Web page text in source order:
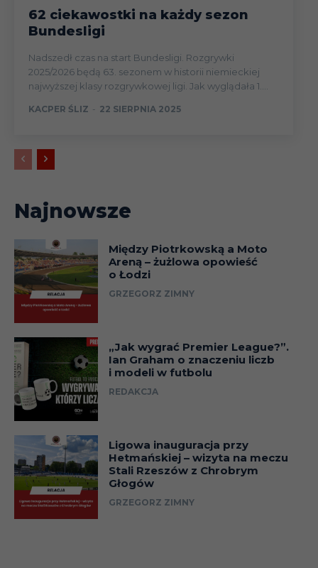
62 ciekawostki na każdy sezon
Bundesligi
Nadszedł czas na start Bundesligi. Rozgrywki
2025/2026 będą 63. sezonem w historii niemieckiej
najwyższej klasy rozgrywkowej ligi. Jak wyglądała 1....
KACPER ŚLIZ - 22 SIERPNIA 2025
Najnowsze
Między Piotrkowską a Moto
Areną – żużlowa opowieść
o Łodzi
GRZEGORZ ZIMNY
„Jak wygrać Premier League?”.
Ian Graham o znaczeniu liczb
i modeli w futbolu
REDAKCJA
Ligowa inauguracja przy
Hetmańskiej – wizyta na meczu
Stali Rzeszów z Chrobrym
Głogów
GRZEGORZ ZIMNY